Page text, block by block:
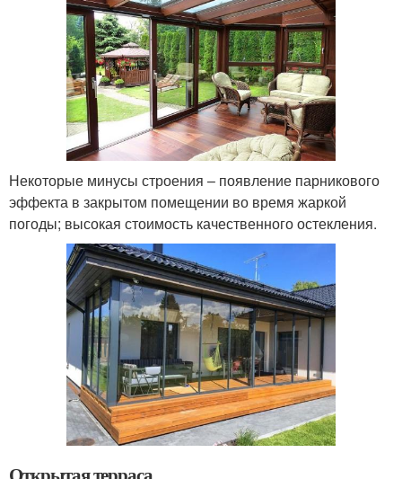
Некоторые минусы строения – появление парникового
эффекта в закрытом помещении во время жаркой
погоды; высокая стоимость качественного остекления.